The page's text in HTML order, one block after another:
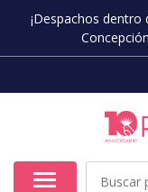
¡Despachos dentro